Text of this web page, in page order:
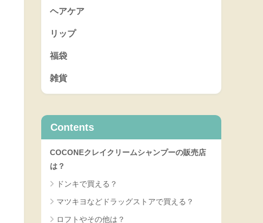
ヘアケア
リップ
福袋
雑貨
Contents
COCONEクレイクリームシャンプーの販売店
は？
ドンキで買える？
マツキヨなどドラッグストアで買える？
ロフトやその他は？